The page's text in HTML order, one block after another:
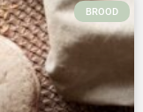
BROOD